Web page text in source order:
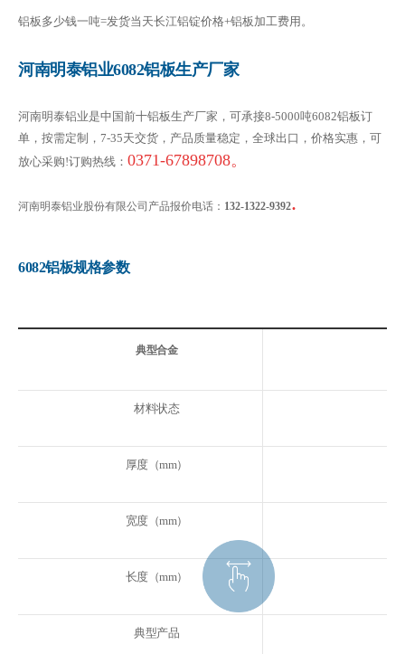
铝板多少钱一吨=发货当天长江铝锭价格+铝板加工费用。
河南明泰铝业6082铝板生产厂家
河南明泰铝业是中国前十铝板生产厂家，可承接8-5000吨6082铝板订
单，按需定制，7-35天交货，产品质量稳定，全球出口，价格实惠，可
放心采购!订购热线： 0371-67898708。
河南明泰铝业股份有限公司产品报价电话： 132-1322-9392.
6082铝板规格参数
典型合金
材料状态
厚度（mm）
宽度（mm）
长度（mm）
典型产品